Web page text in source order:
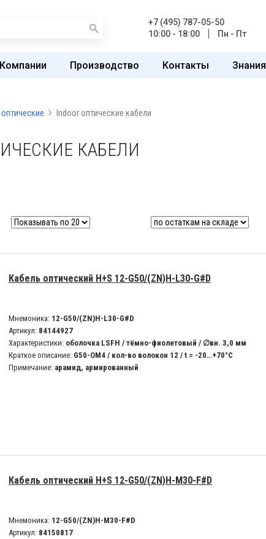
+7 (495) 787-05-50
10:00 - 18:00
Пн - Пт
Производство Контакты Знания
Indoor оптические кабели
КАБЕЛИ
Кабель оптический H+S 12-G50/(ZN)H-L30-G#D
Мнемоника: 12-G50/(ZN)H-L30-G#D
Артикул: 84144927
Характеристики: оболочка LSFH / тёмно-фиолетовый / ∅вн. 3,0 мм
Краткое описание: G50-OM4 / кол-во волокон 12 / t = -20…+70°C
Примечание: арамид, армированный
Кабель оптический H+S 12-G50/(ZN)H-M30-F#D
Мнемоника: 12-G50/(ZN)H-M30-F#D
Артикул: 84150817